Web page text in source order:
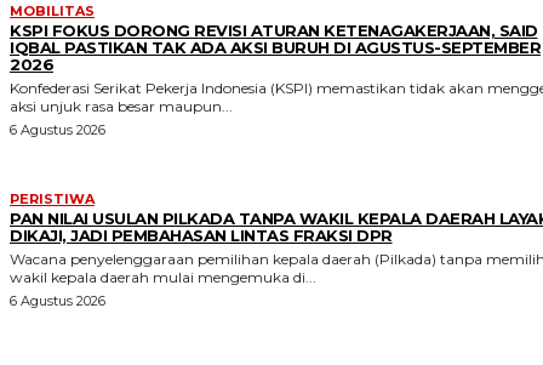
MOBILITAS
KSPI FOKUS DORONG REVISI ATURAN KETENAGAKERJAAN, SAID
IQBAL PASTIKAN TAK ADA AKSI BURUH DI AGUSTUS-SEPTEMBER
2026
Konfederasi Serikat Pekerja Indonesia (KSPI) memastikan tidak akan
aksi unjuk rasa besar maupun...
6 Agustus 2026
PERISTIWA
PAN NILAI USULAN PILKADA TANPA WAKIL KEPALA DAERAH
DIKAJI, JADI PEMBAHASAN LINTAS FRAKSI DPR
Wacana penyelenggaraan pemilihan kepala daerah (Pilkada) tanpa
wakil kepala daerah mulai mengemuka di...
6 Agustus 2026